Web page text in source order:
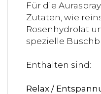
Für die
Zutaten, wie
Rosenhydrolat
spezielle
Enthalten sind:
Relax /